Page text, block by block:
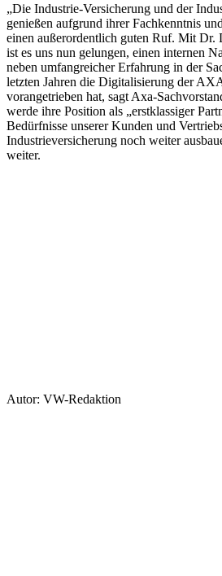
„Die Industrie-Versicherung und der
genießen aufgrund ihrer Fachkenntnis
einen außerordentlich guten Ruf. Mit Dr.
ist es uns nun gelungen, einen internen
neben umfangreicher Erfahrung in der
letzten Jahren die Digitalisierung der
vorangetrieben hat, sagt Axa-
werde ihre Position als „erstklassiger
Bedürfnisse unserer Kunden und
Industrieversicherung noch weiter
weiter.
Autor: VW-Redaktion